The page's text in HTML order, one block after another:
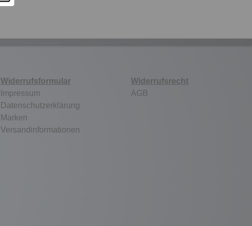
Widerrufsformular
Impressum
Datenschutzerklärung
Marken
Versandinformationen
Widerrufsrecht
AGB